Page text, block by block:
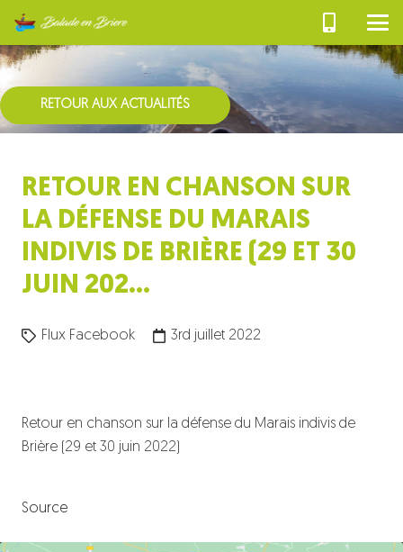
RETOUR AUX ACTUALITÉS
RETOUR EN CHANSON SUR
LA DÉFENSE DU MARAIS
INDIVIS DE BRIÈRE (29 ET 30
JUIN 202…
Flux Facebook 3rd juillet 2022
Retour en chanson sur la défense du Marais indivis de
Brière (29 et 30 juin 2022)
Source